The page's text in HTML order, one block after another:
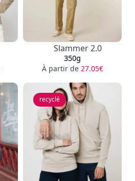
Slammer 2.0
350g
À partir de 27.05€
recyclé